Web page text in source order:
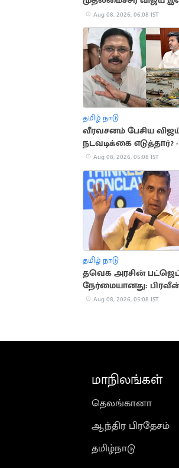
ஆலோசனை
Aug 08, 2026, 06:08 IST
தமிழ் நாடு
வீரவசனம் பேசிய
நடவடிக்கை எடுத்தார்? -
தினகரன் கேள்வி
Aug 08, 2026, 05:08 IST
தமிழ் நாடு
தவெக அரசின்
நேர்மையானது:
சக்ரவர்த்தி புகழாரம்
Aug 08, 2026, 05:08 IST
மாநிலங்கள்
தெலங்கானா
ஆந்திர பிரதேசம்
தமிழ்நாடு